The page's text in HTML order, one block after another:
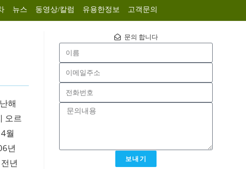
뉴스 동영상/칼럼 유용한정보 고객문의
해
오르
월
년
년
문의 합니다
보내기